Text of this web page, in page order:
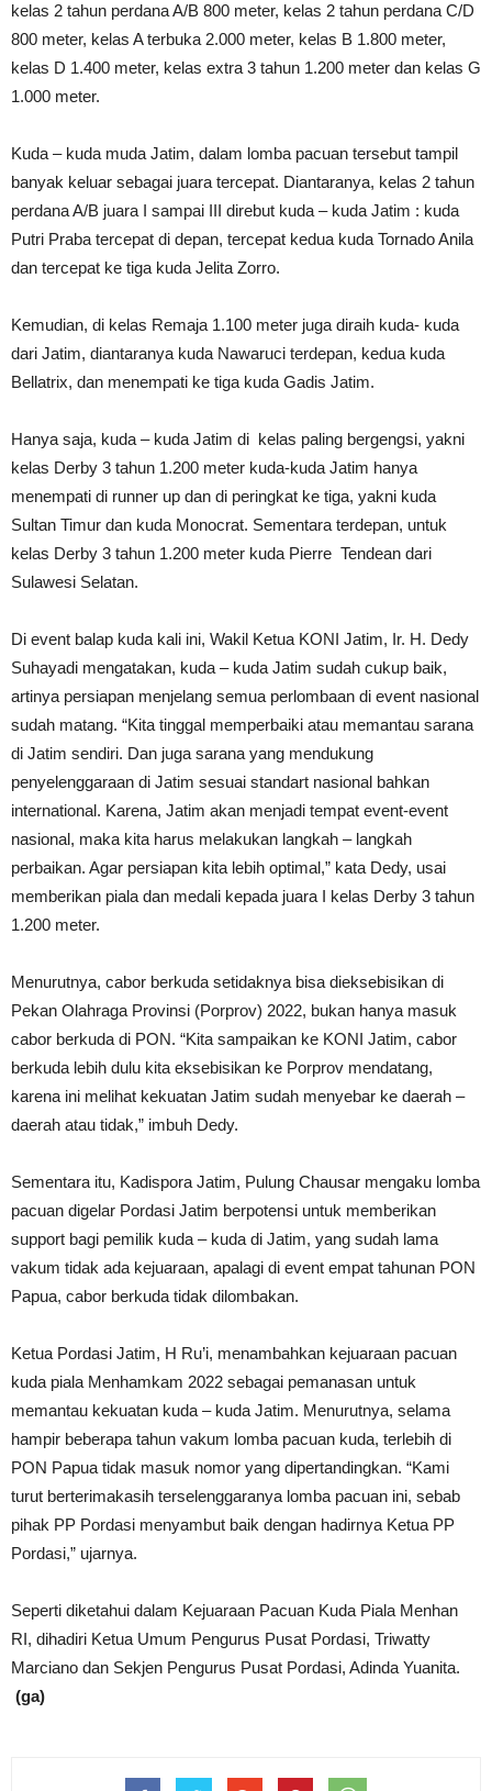
kelas 2 tahun perdana A/B 800 meter, kelas 2 tahun perdana C/D
800 meter, kelas A terbuka 2.000 meter, kelas B 1.800 meter,
kelas D 1.400 meter, kelas extra 3 tahun 1.200 meter dan kelas G
1.000 meter.
Kuda – kuda muda Jatim, dalam lomba pacuan tersebut tampil
banyak keluar sebagai juara tercepat. Diantaranya, kelas 2 tahun
perdana A/B juara I sampai III direbut kuda – kuda Jatim : kuda
Putri Praba tercepat di depan, tercepat kedua kuda Tornado Anila
dan tercepat ke tiga kuda Jelita Zorro.
Kemudian, di kelas Remaja 1.100 meter juga diraih kuda- kuda
dari Jatim, diantaranya kuda Nawaruci terdepan, kedua kuda
Bellatrix, dan menempati ke tiga kuda Gadis Jatim.
Hanya saja, kuda – kuda Jatim di kelas paling bergengsi, yakni
kelas Derby 3 tahun 1.200 meter kuda-kuda Jatim hanya
menempati di runner up dan di peringkat ke tiga, yakni kuda
Sultan Timur dan kuda Monocrat. Sementara terdepan, untuk
kelas Derby 3 tahun 1.200 meter kuda Pierre Tendean dari
Sulawesi Selatan.
Di event balap kuda kali ini, Wakil Ketua KONI Jatim, Ir. H. Dedy
Suhayadi mengatakan, kuda – kuda Jatim sudah cukup baik,
artinya persiapan menjelang semua perlombaan di event nasional
sudah matang. “Kita tinggal memperbaiki atau memantau sarana
di Jatim sendiri. Dan juga sarana yang mendukung
penyelenggaraan di Jatim sesuai standart nasional bahkan
international. Karena, Jatim akan menjadi tempat event-event
nasional, maka kita harus melakukan langkah – langkah
perbaikan. Agar persiapan kita lebih optimal,” kata Dedy, usai
memberikan piala dan medali kepada juara I kelas Derby 3 tahun
1.200 meter.
Menurutnya, cabor berkuda setidaknya bisa dieksebisikan di
Pekan Olahraga Provinsi (Porprov) 2022, bukan hanya masuk
cabor berkuda di PON. “Kita sampaikan ke KONI Jatim, cabor
berkuda lebih dulu kita eksebisikan ke Porprov mendatang,
karena ini melihat kekuatan Jatim sudah menyebar ke daerah –
daerah atau tidak,” imbuh Dedy.
Sementara itu, Kadispora Jatim, Pulung Chausar mengaku lomba
pacuan digelar Pordasi Jatim berpotensi untuk memberikan
support bagi pemilik kuda – kuda di Jatim, yang sudah lama
vakum tidak ada kejuaraan, apalagi di event empat tahunan PON
Papua, cabor berkuda tidak dilombakan.
Ketua Pordasi Jatim, H Ru’i, menambahkan kejuaraan pacuan
kuda piala Menhamkam 2022 sebagai pemanasan untuk
memantau kekuatan kuda – kuda Jatim. Menurutnya, selama
hampir beberapa tahun vakum lomba pacuan kuda, terlebih di
PON Papua tidak masuk nomor yang dipertandingkan. “Kami
turut berterimakasih terselenggaranya lomba pacuan ini, sebab
pihak PP Pordasi menyambut baik dengan hadirnya Ketua PP
Pordasi,” ujarnya.
Seperti diketahui dalam Kejuaraan Pacuan Kuda Piala Menhan
RI, dihadiri Ketua Umum Pengurus Pusat Pordasi, Triwatty
Marciano dan Sekjen Pengurus Pusat Pordasi, Adinda Yuanita.
(ga)